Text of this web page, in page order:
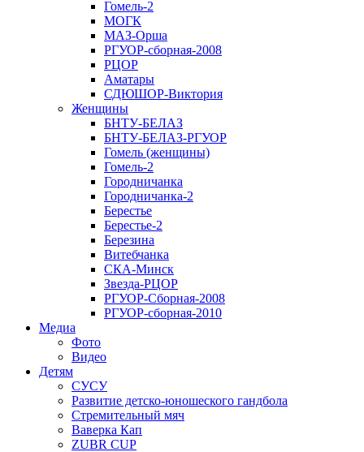
Гомель-2
МОГК
МАЗ-Орша
РГУОР-сборная-2008
РЦОР
Аматары
СДЮШОР-Виктория
Женщины
БНТУ-БЕЛАЗ
БНТУ-БЕЛАЗ-РГУОР
Гомель (женщины)
Гомель-2
Городничанка
Городничанка-2
Берестье
Берестье-2
Березина
Витебчанка
СКА-Минск
Звезда-РЦОР
РГУОР-Сборная-2008
РГУОР-сборная-2010
Медиа
Фото
Видео
Детям
СУСУ
Развитие детско-юношеского гандбола
Стремительный мяч
Ваверка Кап
ZUBR CUP